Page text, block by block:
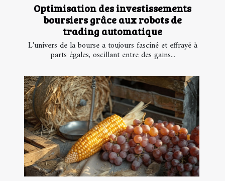
Optimisation des investissements
boursiers grâce aux robots de
trading automatique
L'univers de la bourse a toujours fasciné et effrayé à
parts égales, oscillant entre des gains...